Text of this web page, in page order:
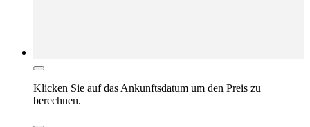
Klicken Sie auf das Ankunftsdatum um den Preis zu
berechnen.